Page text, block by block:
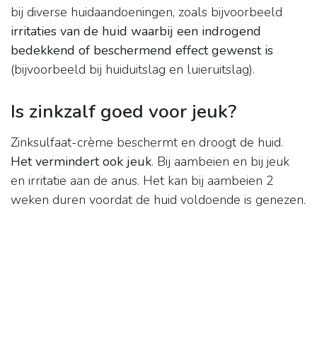
bij diverse huidaandoeningen, zoals bijvoorbeeld
irritaties van de huid waarbij een indrogend
bedekkend of beschermend effect gewenst is
(bijvoorbeeld bij huiduitslag en luieruitslag).
Is zinkzalf goed voor jeuk?
Zinksulfaat-crème beschermt en droogt de huid.
Het vermindert ook jeuk. Bij aambeien en bij jeuk
en irritatie aan de anus. Het kan bij aambeien 2
weken duren voordat de huid voldoende is genezen.